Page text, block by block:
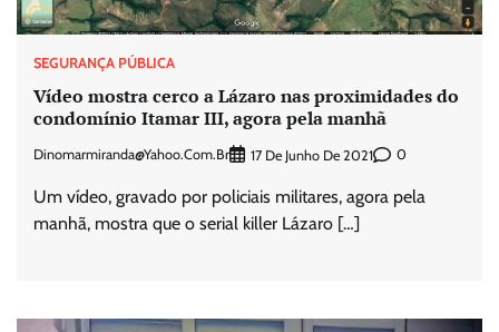
SEGURANÇA PÚBLICA
Vídeo mostra cerco a Lázaro nas proximidades do
condomínio Itamar III, agora pela manhã
Dinomarmiranda@yahoo.com.br 17 De Junho De 2021 0
Um vídeo, gravado por policiais militares, agora pela
manhã, mostra que o serial killer Lázaro […]